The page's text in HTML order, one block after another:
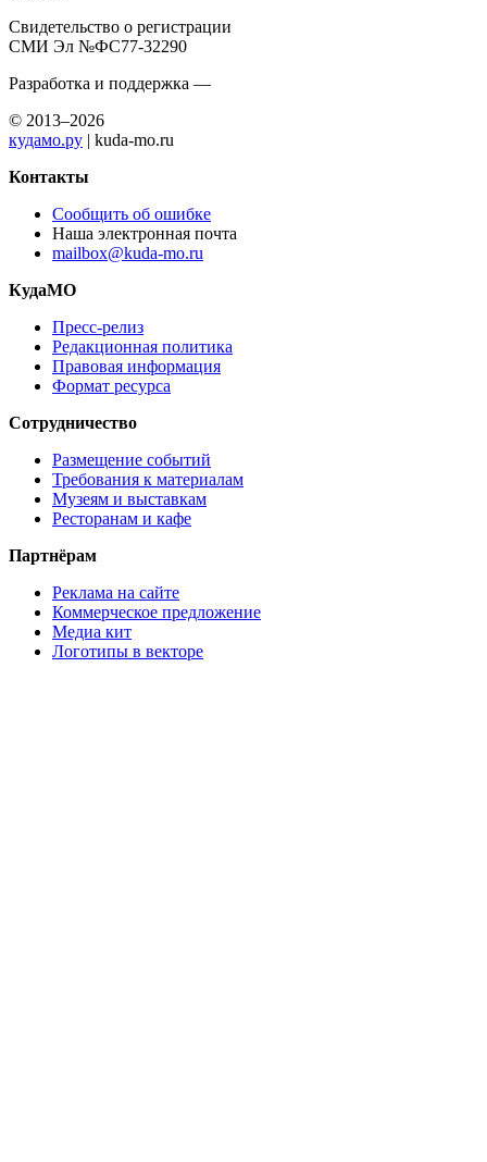
Свидетельство о регистрации
СМИ Эл №ФС77-32290
Разработка и поддержка —
© 2013–2026
кудамо.ру | kuda-mo.ru
Контакты
Сообщить об ошибке
Наша электронная почта
mailbox@kuda-mo.ru
КудаМО
Пресс-релиз
Редакционная политика
Правовая информация
Формат ресурса
Сотрудничество
Размещение событий
Требования к материалам
Музеям и выставкам
Ресторанам и кафе
Партнёрам
Реклама на сайте
Коммерческое предложение
Медиа кит
Логотипы в векторе